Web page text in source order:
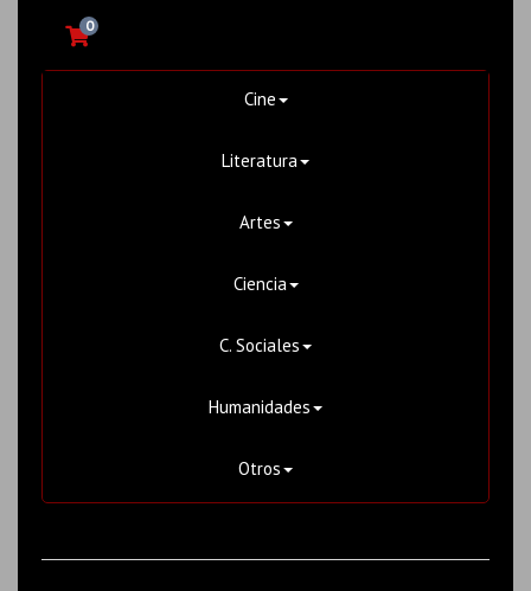
0
Cine
Literatura
Artes
Ciencia
C. Sociales
Humanidades
Otros